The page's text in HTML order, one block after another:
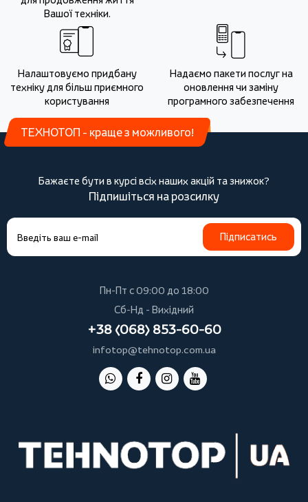
Вашої техніки.
Налаштовуємо придбану
техніку для більш приємного
користування
Надаємо пакети послуг на
оновлення чи заміну
програмного забезпечення
ТЕХНОТОП - краще з можливого!
Бажаєте бути в курсі всіх наших акцій та знижок?
Підпишіться на розсилку
Підписатись
Пн-Пт с 09:00 до 18:00
Сб-Нд - Вихідний
+38 (068) 853-60-60
infotop@tehnotop.com.ua